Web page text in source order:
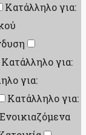
Κατάλληλο για:
Κατάλληλο για:
για:
Κατάλληλο για: